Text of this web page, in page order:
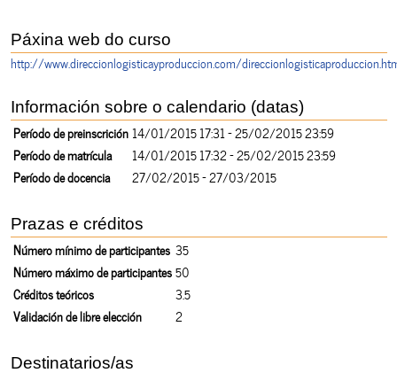
Páxina web do curso
http://www.direccionlogisticayproduccion.com/
Información sobre o calendario (datas)
Período de preinscrición 14/01/2015 17:31 - 25/02/2015 23:59
Período de matrícula
14/01/2015 17:32 - 25/02/2015 23:59
Período de docencia
27/02/2015 - 27/03/2015
Prazas e créditos
Número mínimo de participantes 35
Número máximo de participantes 50
Créditos teóricos
3.5
Validación de libre elección
2
Destinatarios/as